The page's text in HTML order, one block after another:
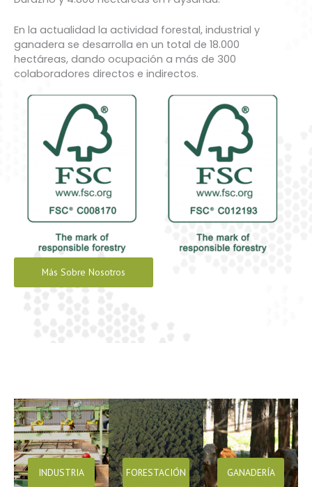
En la actualidad la actividad forestal, industrial y
ganadera se desarrolla en un total de 18.000
hectáreas, dando ocupación a más de 300
colaboradores directos e indirectos.
Más Sobre Nosotros
INDUSTRIA FORESTACIÓN GANADERÍA